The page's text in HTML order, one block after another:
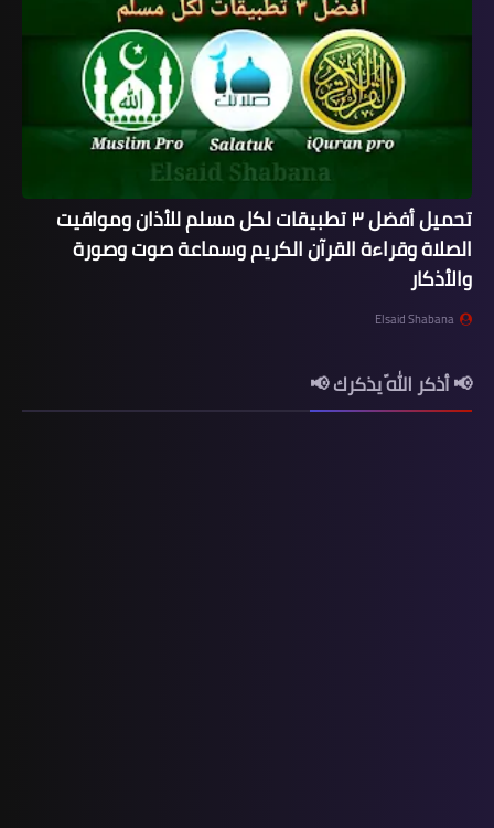
تحميل أفضل ٣ تطبيقات لكل مسلم للأذان ومواقيت
الصلاة وقراءة القرآن الكريم وسماعة صوت وصورة
والأذكار
Elsaid Shabana
📢 أذكر اللّه يذكرك 📢